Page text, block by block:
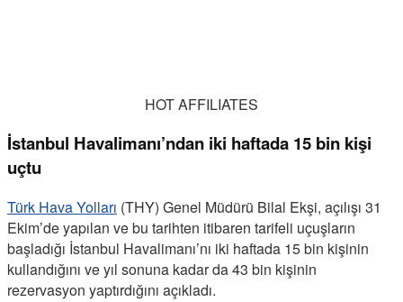
HOT AFFILIATES
İstanbul Havalimanı’ndan iki haftada 15 bin kişi
uçtu
Türk Hava Yolları (THY) Genel Müdürü Bilal Ekşi, açılışı 31
Ekim’de yapılan ve bu tarihten itibaren tarifeli uçuşların
başladığı İstanbul Havalimanı’nı iki haftada 15 bin kişinin
kullandığını ve yıl sonuna kadar da 43 bin kişinin
rezervasyon yaptırdığını açıkladı.